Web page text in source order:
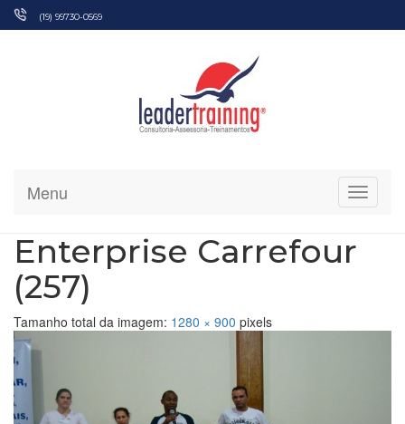
Pular
(19) 99730-0569
Menu
Enterprise Carrefour
(257)
Tamanho total da imagem: 1280 × 900 pixels